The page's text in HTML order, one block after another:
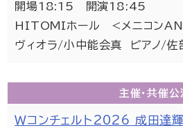
開場18:15 開演18:45
HITOMIホール <メニコン
ヴィオラ/小中能会真 ピアノ/佐
主催・共催公
Ｗコンチェルト2026 成田